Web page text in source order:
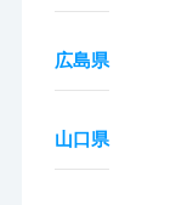
広島県
山口県